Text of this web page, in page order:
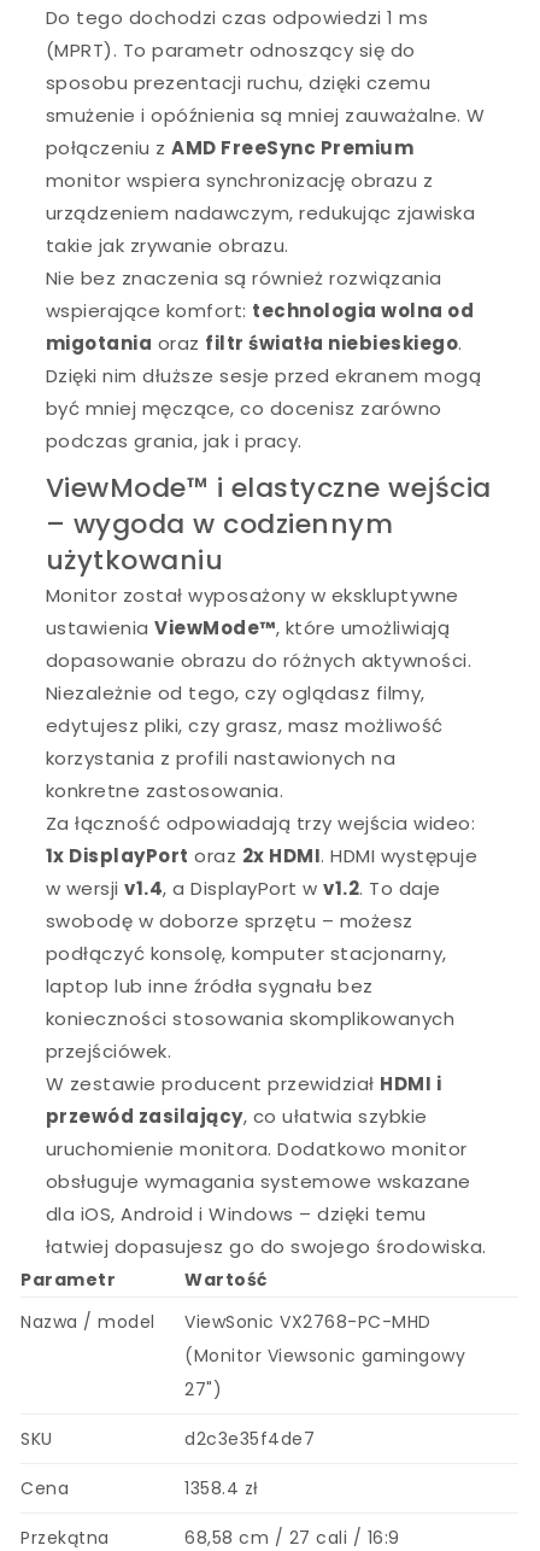
Do tego dochodzi czas odpowiedzi 1 ms
(MPRT). To parametr odnoszący się do
sposobu prezentacji ruchu, dzięki czemu
smużenie i opóźnienia są mniej zauważalne. W
połączeniu zAMD FreeSync Premium
monitor wspiera synchronizację obrazu z
urządzeniem nadawczym, redukując zjawiska
takie jak zrywanie obrazu.
Nie bez znaczenia są również rozwiązania
wspierające komfort: technologia wolna od
migotania oraz filtr światła niebieskiego.
Dzięki nim dłuższe sesje przed ekranem mogą
być mniej męczące, co docenisz zarówno
podczas grania, jak i pracy.
ViewMode™ i elastyczne wejścia
– wygoda w codziennym
użytkowaniu
Monitor został wyposażony w ekskluptywne
ustawieniaViewMode™, które umożliwiają
dopasowanie obrazu do różnych aktywności.
Niezależnie od tego, czy oglądasz filmy,
edytujesz pliki, czy grasz, masz możliwość
korzystania z profili nastawionych na
konkretne zastosowania.
Za łączność odpowiadają trzy wejścia wideo:
1x DisplayPort oraz 2x HDMI. HDMI występuje
w wersjiv1.4, a DisplayPort wv1.2. To daje
swobodę w doborze sprzętu – możesz
podłączyć konsolę, komputer stacjonarny,
laptop lub inne źródła sygnału bez
konieczności stosowania skomplikowanych
przejściówek.
W zestawie producent przewidział HDMI i
przewód zasilający, co ułatwia szybkie
uruchomienie monitora. Dodatkowo monitor
obsługuje wymagania systemowe wskazane
dla iOS, Android i Windows – dzięki temu
łatwiej dopasujesz go do swojego środowiska.
Parametr
Wartość
Nazwa / model
ViewSonic VX2768-PC-MHD
(Monitor Viewsonic gamingowy
27")
SKU d2c3e35f4de7
Cena 1358.4 zł
Przekątna
68,58 cm / 27 cali / 16:9